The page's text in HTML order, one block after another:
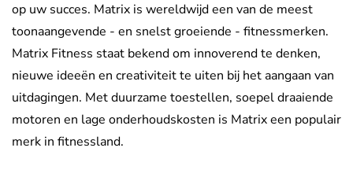
op uw succes. Matrix is wereldwijd een van de meest
toonaangevende - en snelst groeiende - fitnessmerken.
Matrix Fitness staat bekend om innoverend te denken,
nieuwe ideeën en creativiteit te uiten bij het aangaan van
uitdagingen. Met duurzame toestellen, soepel draaiende
motoren en lage onderhoudskosten is Matrix een populair
merk in fitnessland.